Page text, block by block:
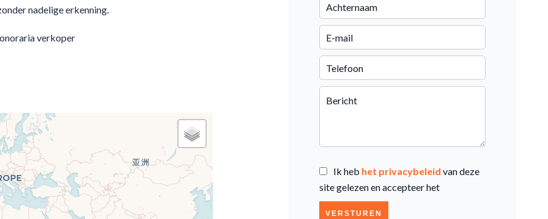
nadelige erkenning.
verkoper
Ik heb het privacybeleid van deze
site gelezen en accepteer het
VERSTUREN